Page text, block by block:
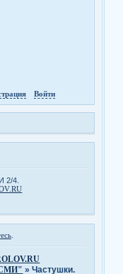
Войти
2/4.
.
»Частушки.